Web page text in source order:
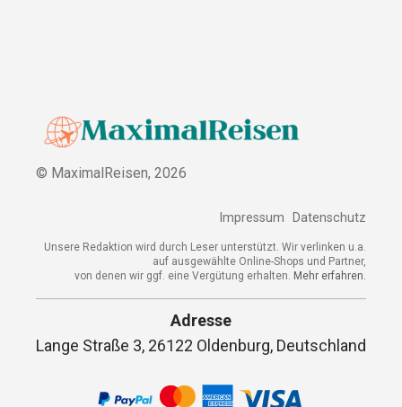
© MaximalReisen, 2026
Impressum Datenschutz
Unsere Redaktion wird durch Leser unterstützt. Wir verlinken u.a.
auf ausgewählte Online-Shops und Partner,
von denen wir ggf. eine Vergütung erhalten. Mehr erfahren.
Adresse
Lange Straße 3, 26122 Oldenburg, Deutschland